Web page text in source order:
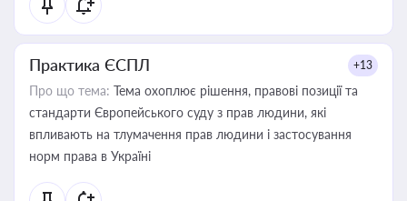
Практика ЄСПЛ +13
Про що тема: Тема охоплює рішення, правові позиції та
стандарти Європейського суду з прав людини, які
впливають на тлумачення прав людини і застосування
норм права в Україні